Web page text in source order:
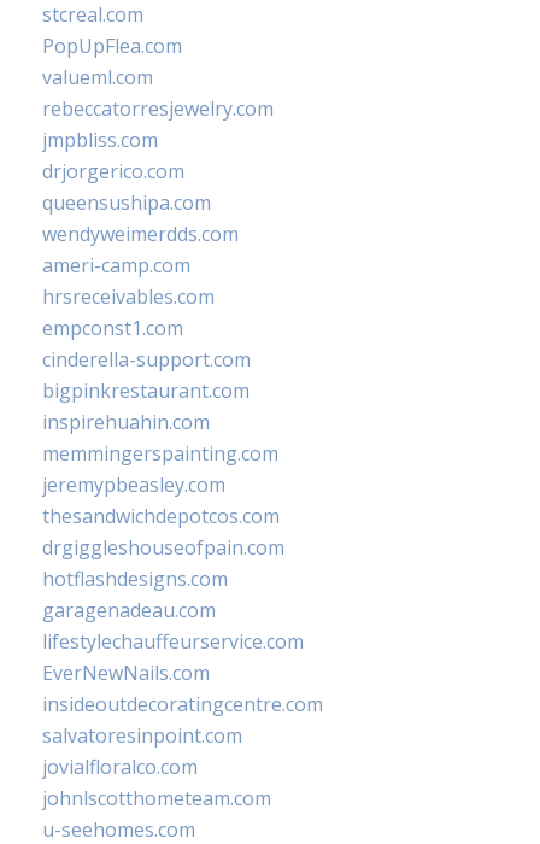
stcreal.com
PopUpFlea.com
valueml.com
rebeccatorresjewelry.com
jmpbliss.com
drjorgerico.com
queensushipa.com
wendyweimerdds.com
ameri-camp.com
hrsreceivables.com
empconst1.com
cinderella-support.com
bigpinkrestaurant.com
inspirehuahin.com
memmingerspainting.com
jeremypbeasley.com
thesandwichdepotcos.com
drgiggleshouseofpain.com
hotflashdesigns.com
garagenadeau.com
lifestylechauffeurservice.com
EverNewNails.com
insideoutdecoratingcentre.com
salvatoresinpoint.com
jovialfloralco.com
johnlscotthometeam.com
u-seehomes.com